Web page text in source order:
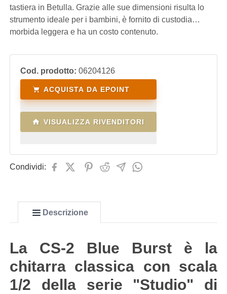
tastiera in Betulla. Grazie alle sue dimensioni risulta lo
strumento ideale per i bambini, è fornito di custodia
morbida leggera e ha un costo contenuto.
Cod. prodotto: 06204126
ACQUISTA DA EPOINT
VISUALIZZA RIVENDITORI
Condividi:
Descrizione
La CS-2 Blue Burst è la
chitarra classica con scala
1/2 della serie "Studio" di